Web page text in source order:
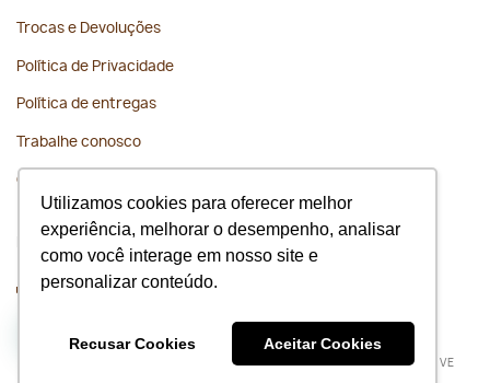
Utilizamos cookies para oferecer melhor
experiência, melhorar o desempenho, analisar
como você interage em nosso site e
personalizar conteúdo.
Recusar Cookies Aceitar Cookies
Trocas e Devoluções
Política de Privacidade
Política de entregas
Trabalhe conosco
Contato
Todos os direitos reservados 2026 © Slow Beauty | BOSSA NOVE